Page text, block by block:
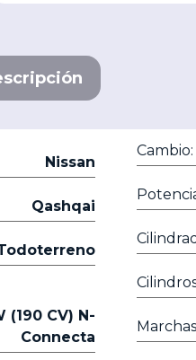
Nissan
Qashqai
(190 CV) N-
Connecta
Cambio: